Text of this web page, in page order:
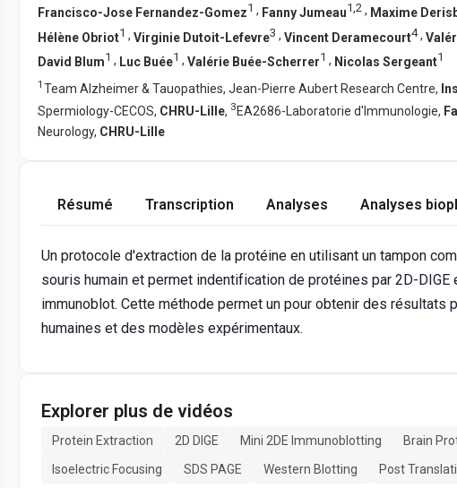
Francisco-Jose Fernandez-Gomez1 , Fanny Jumeau1,2 , Maxime
Hélène Obriot1 , Virginie Dutoit-Lefevre3 , Vincent Deramecourt4,
David Blum1 , Luc Buée1 , Valérie Buée-Scherrer1 , Nicolas Sergeant1
1 Team Alzheimer & Tauopathies, Jean-Pierre Aubert Research Centre,
Spermiology-CECOS, CHRU-Lille, 3 EA2686-Laboratorie d'Immunologie,
Neurology, CHRU-Lille
Résumé Transcription Analyses Analyses
Un protocole d'extraction de la protéine en utilisant un tampon
souris humain et permet indentification de protéines par 2D-
immunoblot. Cette méthode permet un pour obtenir des
humaines et des modèles expérimentaux.
Explorer plus de vidéos
Protein Extraction 2D DIGE Mini 2DE Immunoblotting Brain
Isoelectric Focusing
SDS PAGE Western Blotting Post